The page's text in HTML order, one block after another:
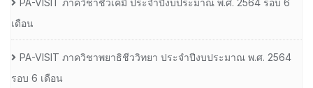
PA-VISIT ภาควิชาชีวเคมี ประจำปีงบประมาณ พ.ศ. 2564 รอบ 6
เดือน
PA-VISIT ภาควิชาพยาธิชีววิทยา ประจำปีงบประมาณ พ.ศ. 2564
รอบ 6 เดือน